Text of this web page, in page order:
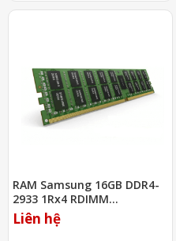
RAM Samsung 16GB DDR4-
2933 1Rx4 RDIMM
(M393A2K40DB2-CVF)
Liên hệ